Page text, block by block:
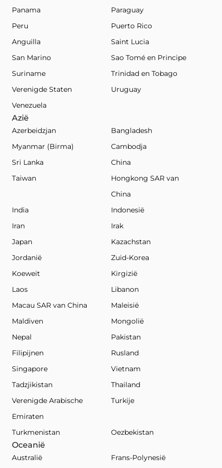
Panama
Paraguay
Peru
Puerto Rico
Anguilla
Saint Lucia
San Marino
Sao Tomé en Principe
Suriname
Trinidad en Tobago
Verenigde Staten
Uruguay
Venezuela
Azië
Azerbeidzjan
Bangladesh
Myanmar (Birma)
Cambodja
Sri Lanka
China
Taiwan
Hongkong SAR van
China
India
Indonesië
Iran
Irak
Japan
Kazachstan
Jordanië
Zuid-Korea
Koeweit
Kirgizië
Laos
Libanon
Macau SAR van China
Maleisië
Maldiven
Mongolië
Nepal
Pakistan
Filipijnen
Rusland
Singapore
Vietnam
Tadzjikistan
Thailand
Verenigde Arabische
Emiraten
Turkije
Turkmenistan Oezbekistan
Oceanië
Australië
Frans-Polynesië